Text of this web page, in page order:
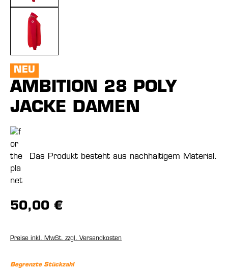
NEU
AMBITION 28 POLY
JACKE DAMEN
Das Produkt besteht aus nachhaltigem Material.
50,00 €
Preise inkl. MwSt. zzgl. Versandkosten
Begrenzte Stückzahl